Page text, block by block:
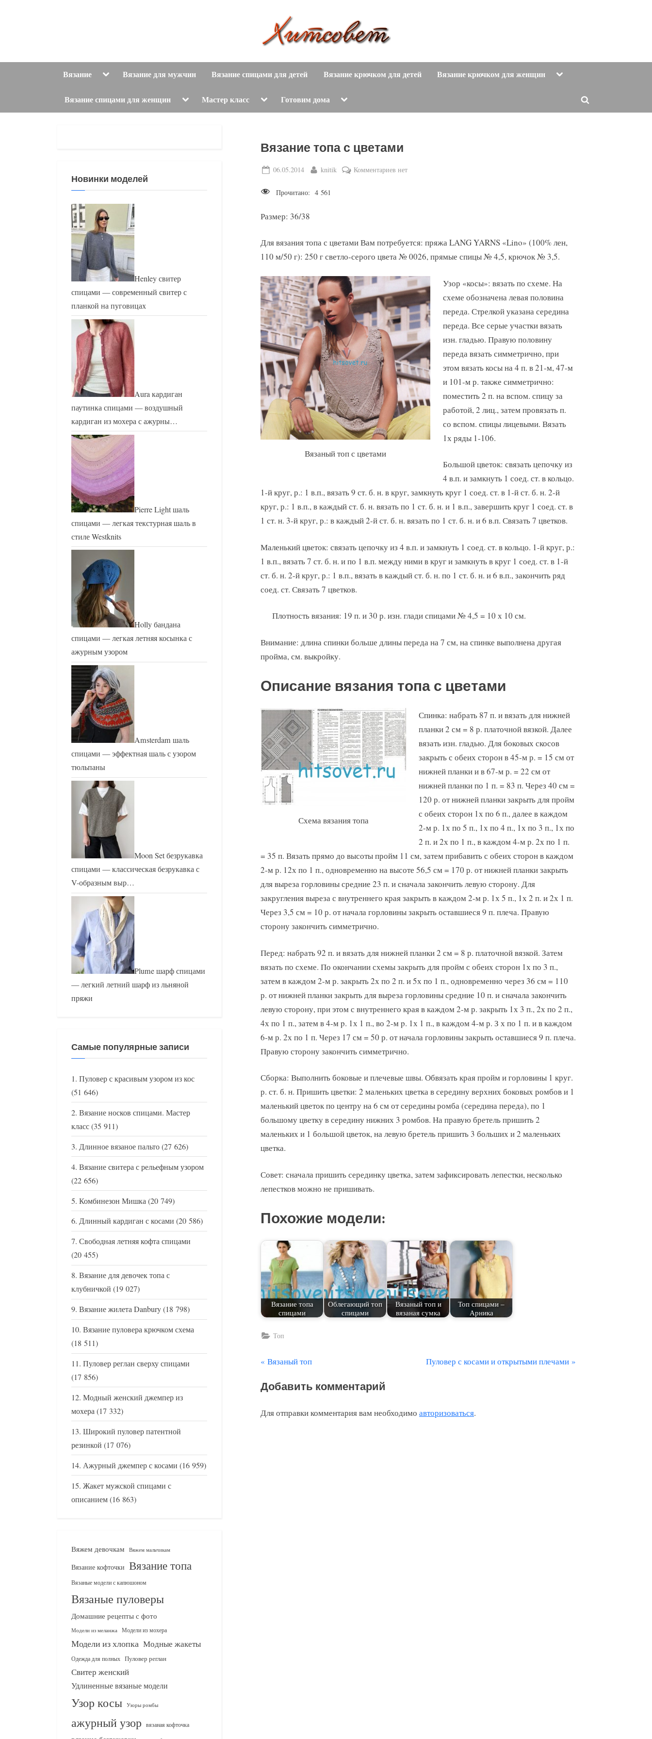
и
т
о
в
е
вязание
с
описанием
и
Вязание ToggleВязание для мужчин Вязание спицами для детей Вязание крючком для детей Вязание крючком для женщин Toggle
Вязание спицами для женщин Toggle
menu
Мастер класс Toggle
menu
Готовим дома Toggle
menu
Toggle
Вязание топа с цветами
Posted
06.05.2014 By
knitik Комментариев кнет
Прочитано: 4 561
Размер: 36/38
Для вязания топа с цветами Вам потребуется: пряжа LANG YARNS «Lino» (100% лен,
110 м/50 г): 250 г светло-серого цвета № 0026, прямые спицы № 4,5, крючок № 3,5.
Вязаный топ с цветами
Узор «косы»: вязать по схеме. На
схеме обозначена левая половина
переда. Стрелкой указана середина
переда. Все серые участки вязать
изн. гладью. Правую половину
переда вязать симметрично, при
этом вязать косы на 4 п. в 21-м, 47-м
и 101-м р. также симметрично:
поместить 2 п. на вспом. спицу за
работой, 2 лиц., затем провязать п.
со вспом. спицы лицевыми. Вязать
1х ряды 1-106.
Большой цветок: связать цепочку из
4 в.п. и замкнуть 1 соед. ст. в кольцо.
1-й круг, р.: 1 в.п., вязать 9 ст. б. н. в круг, замкнуть круг 1 соед. ст. в 1-й ст. б. н. 2-й
круг, р.: 1 в.п., в каждый ст. б. н. вязать по 1 ст. б. н. и 1 в.п., завершить круг 1 соед. ст. в
1 ст. н. 3-й круг, р.: в каждый 2-й ст. б. н. вязать по 1 ст. б. н. и 6 в.п. Связать 7 цветков.
Маленький цветок: связать цепочку из 4 в.п. и замкнуть 1 соед. ст. в кольцо. 1-й круг, р.:
1 в.п., вязать 7 ст. б. н. и по 1 в.п. между ними в круг и замкнуть в круг 1 соед. ст. в 1-й
ст. б. н. 2-й круг, р.: 1 в.п., вязать в каждый ст. б. н. по 1 ст. б. н. и 6 в.п., закончить ряд
соед. ст. Связать 7 цветков.
Плотность вязания: 19 п. и 30 р. изн. глади спицами № 4,5 = 10 х 10 см.
Внимание: длина спинки больше длины переда на 7 см, на спинке выполнена другая
пройма, см. выкройку.
Описание вязания топа с цветами
Схема вязания топа
Спинка: набрать 87 п. и вязать для нижней
планки 2 см = 8 р. платочной вязкой. Далее
вязать изн. гладью. Для боковых скосов
закрыть с обеих сторон в 45-м р. = 15 см от
нижней планки и в 67-м р. = 22 см от
нижней планки по 1 п. = 83 п. Через 40 см =
120 р. от нижней планки закрыть для пройм
с обеих сторон 1х по 6 п., далее в каждом
2-м р. 1х по 5 п., 1х по 4 п., 1х по 3 п., 1х по
2 п. и 2х по 1 п., в каждом 4-м р. 2х по 1 п.
= 35 п. Вязать прямо до высоты пройм 11 см, затем прибавить с обеих сторон в каждом
2-м р. 12х по 1 п., одновременно на высоте 56,5 см = 170 р. от нижней планки закрыть
для выреза горловины средние 23 п. и сначала закончить левую сторону. Для
закругления выреза с внутреннего края закрыть в каждом 2-м р. 1х 5 п., 1х 2 п. и 2х 1 п.
Через 3,5 см = 10 р. от начала горловины закрыть оставшиеся 9 п. плеча. Правую
сторону закончить симметрично.
Перед: набрать 92 п. и вязать для нижней планки 2 см = 8 р. платочной вязкой. Затем
вязать по схеме. По окончании схемы закрыть для пройм с обеих сторон 1х по 3 п.,
затем в каждом 2-м р. закрыть 2х по 2 п. и 5х по 1 п., одновременно через 36 см = 110
р. от нижней планки закрыть для выреза горловины средние 10 п. и сначала закончить
левую сторону, при этом с внутреннего края в каждом 2-м р. закрыть 1х 3 п., 2х по 2 п.,
4х по 1 п., затем в 4-м p. 1х 1 п., во 2-м p. 1х 1 п., в каждом 4-м р. З х по 1 п. и в каждом
6-м р. 2х по 1 п. Через 17 см = 50 р. от начала горловины закрыть оставшиеся 9 п. плеча.
Правую сторону закончить симметрично.
Сборка: Выполнить боковые и плечевые швы. Обвязать края пройм и горловины 1 круг.
р. ст. б. н. Пришить цветки: 2 маленьких цветка в середину верхних боковых ромбов и 1
маленький цветок по центру на 6 см от середины ромба (середина переда), по 1
большому цветку в середину нижних 3 ромбов. На правую бретель пришить 2
маленьких и 1 большой цветок, на левую бретель пришить 3 больших и 2 маленьких
цветка.
Совет: сначала пришить серединку цветка, затем зафиксировать лепестки, несколько
лепестков можно не пришивать.
Похожие модели:
Вязание топа
спицами
Облегающий топ
спицами
Вязаный топ и
вязаная сумка
Топ спицами –
Арника
Топ
Навигация
по
записям
П
е
ы
Вязаный топ
С
у
Пуловер с косами и открытыми плечами
Добавить комментарий
Для отправки комментария вам необходимо авторизоваться.
Новинки моделей
Henley свитер
спицами — современный свитер с
планкой на пуговицах
Aura кардиган
паутинка спицами — воздушный
кардиган из мохера с ажурны…
Pierre Light шаль
спицами — легкая текстурная шаль в
стиле Westknits
Holly бандана
спицами — легкая летняя косынка с
ажурным узором
Amsterdam шаль
спицами — эффектная шаль с узором
тюльпаны
Moon Set безрукавка
спицами — классическая безрукавка с
V-образным выр…
Plume шарф спицами
— легкий летний шарф из льняной
пряжи
Самые популярные записи
Пуловер с красивым узором из кос
(51 646)
Вязание носков спицами. Мастер
класс(35 911)
Длинное вязаное пальто(27 626)
Вязание свитера с рельефным узором
(22 656)
Комбинезон Мишка(20 749)
Длинный кардиган с косами (20 586)
Свободная летняя кофта спицами
(20 455)
Вязание для девочек топа с
клубничкой (19 027)
Вязание жилета Danbury(18 798)
Вязание пуловера крючком схема
(18 511)
Пуловер реглан сверху спицами
(17 856)
Модный женский джемпер из
мохера(17 332)
Широкий пуловер патентной
резинкой (17 076)
Ажурный джемпер с косами (16 959)
Жакет мужской спицами с
описанием(16 863)
Вяжем девочкам Вяжем мальчикам
Вязание кофточки Вязание топа
Вязаные модели с капюшоном
Вязаные пуловеры
Домашние рецепты с фото
Модели из меланжа Модели из мохера
Модели из хлопка Модные жакеты
Одежда для полных Пуловер реглан
Свитер женский
Удлиненные вязаные модели
Узор косы Узоры ромбы
ажурный узор вязаная кофточка